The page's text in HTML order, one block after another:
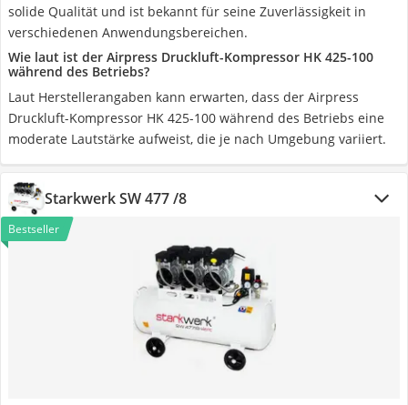
solide Qualität und ist bekannt für seine Zuverlässigkeit in
verschiedenen Anwendungsbereichen.
Wie laut ist der Airpress Druckluft-Kompressor HK 425-100
während des Betriebs?
Laut Herstellerangaben kann erwarten, dass der Airpress
Druckluft-Kompressor HK 425-100 während des Betriebs eine
moderate Lautstärke aufweist, die je nach Umgebung variiert.
Starkwerk SW 477 /8
Bestseller